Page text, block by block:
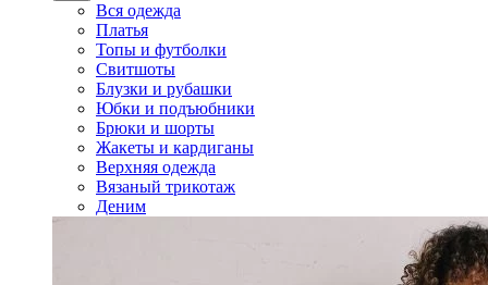
Вся одежда
Платья
Топы и футболки
Свитшоты
Блузки и рубашки
Юбки и подъюбники
Брюки и шорты
Жакеты и кардиганы
Верхняя одежда
Вязаный трикотаж
Деним